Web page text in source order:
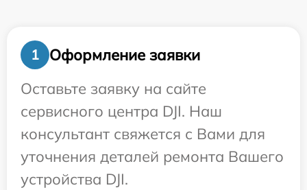
1
Оформление заявки
Оставьте заявку на сайте
сервисного центра DJI. Наш
консультант свяжется с Вами для
уточнения деталей ремонта Вашего
устройства DJI.